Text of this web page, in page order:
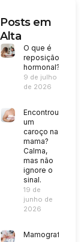
Posts em
Alta
O que é
reposição
hormonal?
9 de julho
de 2026
Encontrou
um
caroço na
mama?
Calma,
mas não
ignore o
sinal.
19 de
junho de
2026
Mamografia